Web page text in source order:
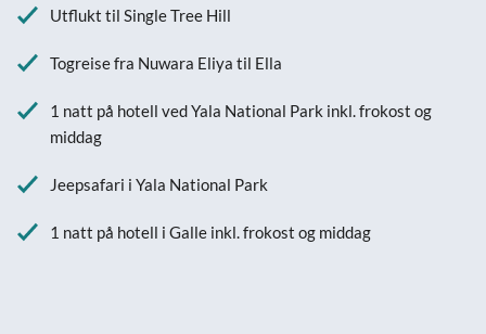
Utflukt til Single Tree Hill
Togreise fra Nuwara Eliya til Ella
1 natt på hotell ved Yala National Park inkl. frokost og
middag
Jeepsafari i Yala National Park
1 natt på hotell i Galle inkl. frokost og middag